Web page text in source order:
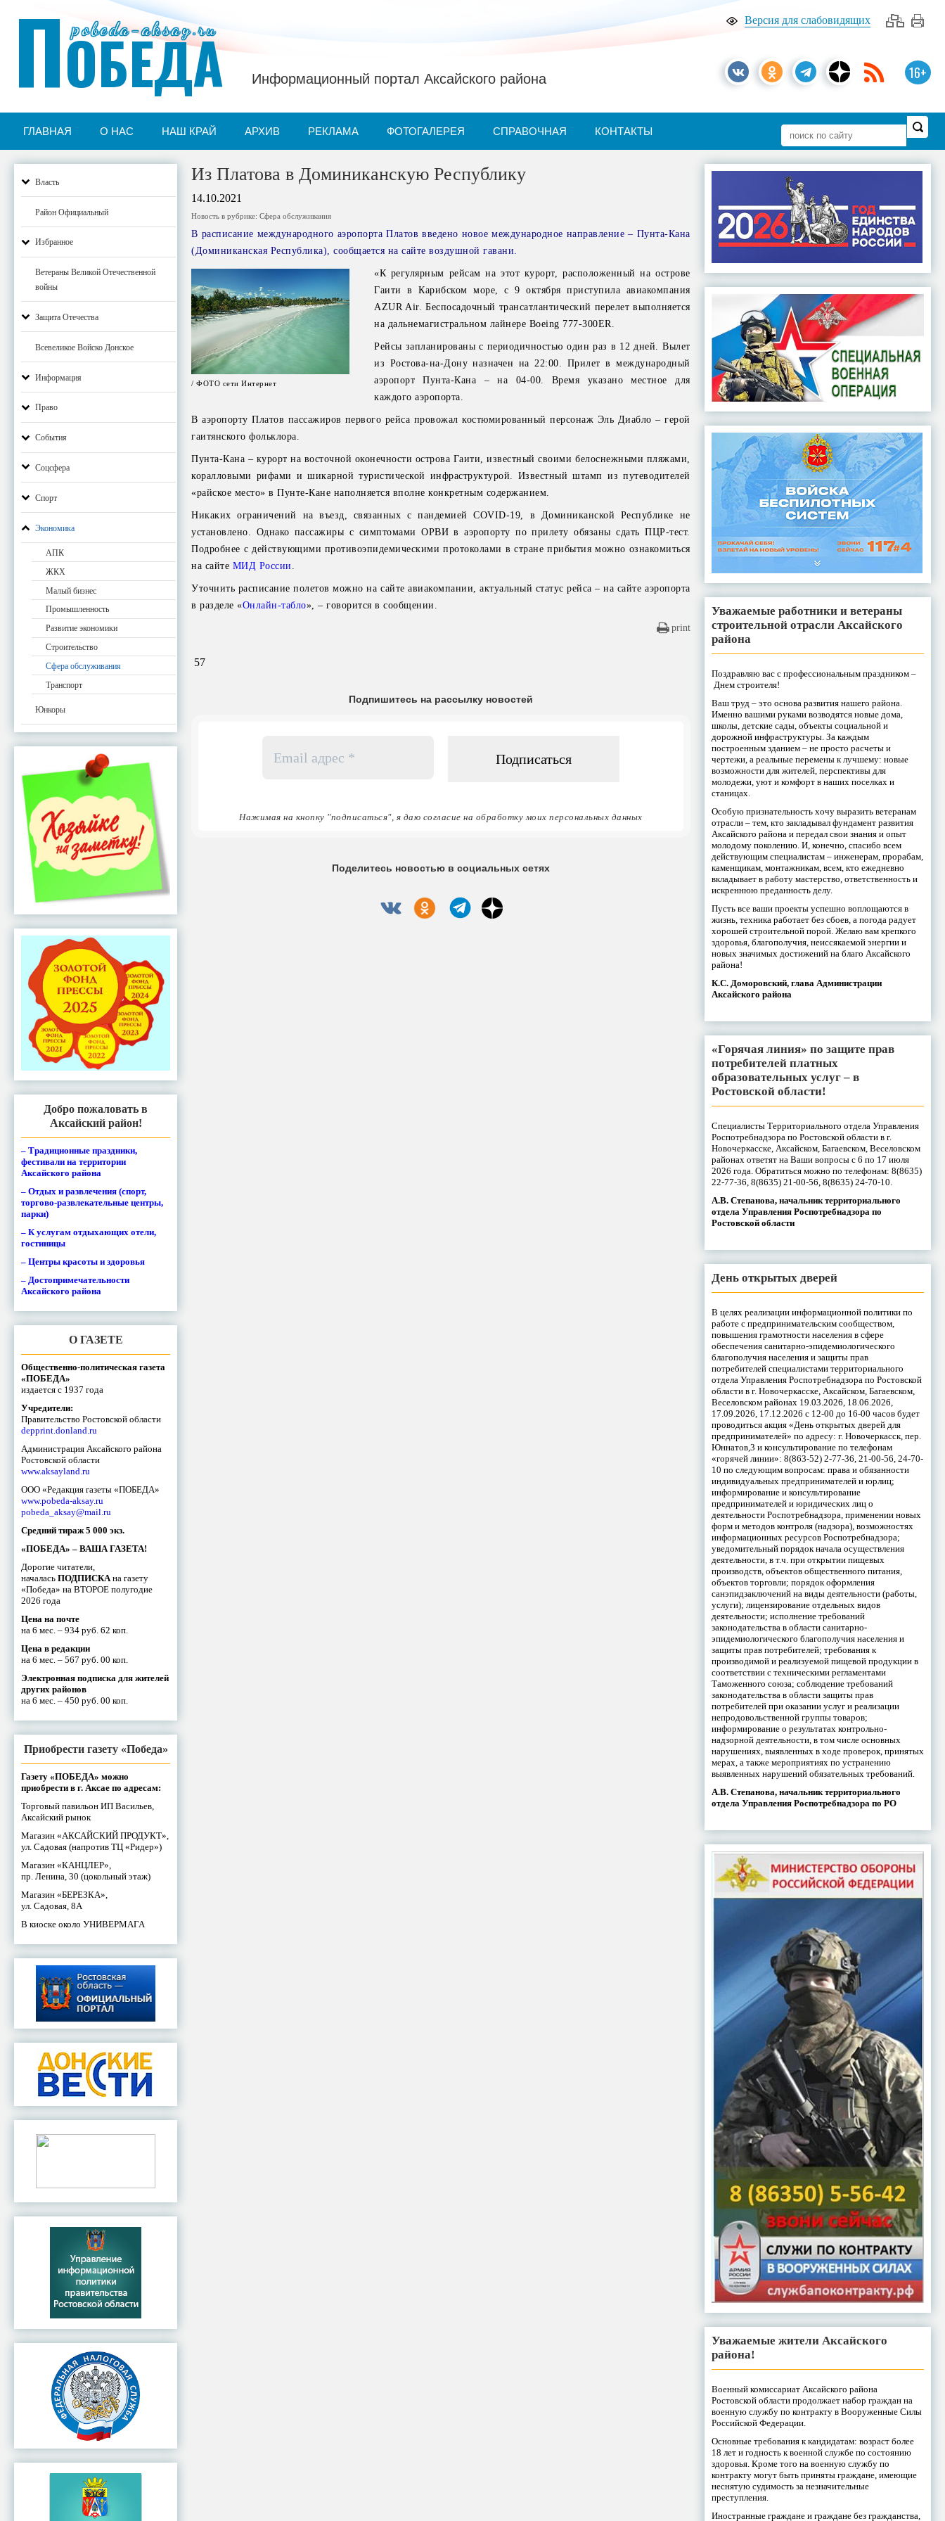
Версия для слабовидящих
16+
pobeda-aksay.ru
ПОБЕДА Информационный портал Аксайского района
ГЛАВНАЯ О НАС НАШ КРАЙ АРХИВ РЕКЛАМА ФОТОГАЛЕРЕЯ СПРАВОЧНАЯ КОНТАКТЫ
Власть
Район Официальный
Избранное
Ветераны Великой Отечественной
войны
Защита Отечества
Всевеликое Войско Донское
Информация
Право
События
Соцсфера
Спорт
Экономика
АПК
ЖКХ
Малый бизнес
Промышленность
Развитие экономики
Строительство
Сфера обслуживания
Транспорт
Юнкоры
Добро пожаловать в
Аксайский район!
– Традиционные праздники,
фестивали на территории
Аксайского района
– Отдых и развлечения (спорт,
торгово-развлекательные центры,
парки)
– К услугам отдыхающих отели,
гостиницы
– Центры красоты и здоровья
– Достопримечательности
Аксайского района
О ГАЗЕТЕ
Общественно-политическая газета
«ПОБЕДА»
издается с 1937 года
Учредители:
Правительство Ростовской области
depprint.donland.ru
Администрация Аксайского района
Ростовской области
www.aksayland.ru
ООО «Редакция газеты «ПОБЕДА»
www.pobeda-aksay.ru
pobeda_aksay@mail.ru
Средний тираж 5 000 экз.
«ПОБЕДА» – ВАША ГАЗЕТА!
Дорогие читатели,
началась ПОДПИСКА на газету
«Победа» на ВТОРОЕ полугодие
2026 года
Цена на почте
на 6 мес. – 934 руб. 62 коп.
Цена в редакции
на 6 мес. – 567 руб. 00 коп.
Электронная подписка для жителей
других районов
на 6 мес. – 450 руб. 00 коп.
Приобрести газету «Победа»
Газету «ПОБЕДА» можно
приобрести в г. Аксае по адресам:
Торговый павильон ИП Васильев,
Аксайский рынок
Магазин «АКСАЙСКИЙ ПРОДУКТ»,
ул. Садовая (напротив ТЦ «Ридер»)
Магазин «КАНЦЛЕР»,
пр. Ленина, 30 (цокольный этаж)
Магазин «БЕРЕЗКА»,
ул. Садовая, 8А
В киоске около УНИВЕРМАГА
Из Платова в Доминиканскую Республику
14.10.2021
Новость в рубрике:Сфера обслуживания
В расписание международного аэропорта Платов введено новое международное направление – Пунта-Кана
(Доминиканская Республика), сообщается на сайте воздушной гавани.
/ ФОТО сети Интернет
«К регулярным рейсам на этот курорт, расположенный на острове
Гаити в Карибском море, с 9 октября приступила авиакомпания
AZUR Air. Беспосадочный трансатлантический перелет выполняется
на дальнемагистральном лайнере Boeing 777-300ER.
Рейсы запланированы с периодичностью один раз в 12 дней. Вылет
из Ростова-на-Дону назначен на 22:00. Прилет в международный
аэропорт Пунта-Кана – на 04-00. Время указано местное для
каждого аэропорта.
В аэропорту Платов пассажиров первого рейса провожал костюмированный персонаж Эль Диабло – герой
гаитянского фольклора.
Пунта-Кана – курорт на восточной оконечности острова Гаити, известный своими белоснежными пляжами,
коралловыми рифами и шикарной туристической инфраструктурой. Известный штамп из путеводителей
«райское место» в Пунте-Кане наполняется вполне конкретным содержанием.
Никаких ограничений на въезд, связанных с пандемией COVID-19, в Доминиканской Республике не
установлено. Однако пассажиры с симптомами ОРВИ в аэропорту по прилету обязаны сдать ПЦР-тест.
Подробнее с действующими противоэпидемическими протоколами в стране прибытия можно ознакомиться
на сайте МИД России .
Уточнить расписание полетов можно на сайте авиакомпании, актуальный статус рейса – на сайте аэропорта
в разделе «Онлайн-табло», – говорится в сообщении.
print
57
Подпишитесь на рассылку новостей
адрес
Нажимая на кнопку "подписаться", я даю согласие на обработку моих персональных данных
Поделитесь новостью в социальных сетях
Уважаемые работники и ветераны
строительной отрасли Аксайского
района
Поздравляю вас с профессиональным праздником –
Днем строителя!
Ваш труд – это основа развития нашего района.
Именно вашими руками возводятся новые дома,
школы, детские сады, объекты социальной и
дорожной инфраструктуры. За каждым
построенным зданием – не просто расчеты и
чертежи, а реальные перемены к лучшему: новые
возможности для жителей, перспективы для
молодежи, уют и комфорт в наших поселках и
станицах.
Особую признательность хочу выразить ветеранам
отрасли – тем, кто закладывал фундамент развития
Аксайского района и передал свои знания и опыт
молодому поколению. И, конечно, спасибо всем
действующим специалистам – инженерам, прорабам,
каменщикам, монтажникам, всем, кто ежедневно
вкладывает в работу мастерство, ответственность и
искреннюю преданность делу.
Пусть все ваши проекты успешно воплощаются в
жизнь, техника работает без сбоев, а погода радует
хорошей строительной порой. Желаю вам крепкого
здоровья, благополучия, неиссякаемой энергии и
новых значимых достижений на благо Аксайского
района!
К.С. Доморовский, глава Администрации
Аксайского района
«Горячая линия» по защите прав
потребителей платных
образовательных услуг – в
Ростовской области!
Специалисты Территориального отдела Управления
Роспотребнадзора по Ростовской области в г.
Новочеркасске, Аксайском, Багаевском, Веселовском
районах ответят на Ваши вопросы с 6 по 17 июля
2026 года. Обратиться можно по телефонам: 8(8635)
22-77-36, 8(8635) 21-00-56, 8(8635) 24-70-10.
А.В. Степанова, начальник территориального
отдела Управления Роспотребнадзора по
Ростовской области
День открытых дверей
В целях реализации информационной политики по
работе с предпринимательским сообществом,
повышения грамотности населения в сфере
обеспечения санитарно-эпидемиологического
благополучия населения и защиты прав
потребителей специалистами территориального
отдела Управления Роспотребнадзора по Ростовской
области в г. Новочеркасске, Аксайском, Багаевском,
Веселовском районах 19.03.2026, 18.06.2026,
17.09.2026, 17.12.2026 с 12-00 до 16-00 часов будет
проводиться акция «День открытых дверей для
предпринимателей» по адресу: г. Новочеркасск, пер.
Юннатов,3 и консультирование по телефонам
«горячей линии»: 8(863-52) 2-77-36, 21-00-56, 24-70-
10 по следующим вопросам: права и обязанности
индивидуальных предпринимателей и юрлиц;
информирование и консультирование
предпринимателей и юридических лиц о
деятельности Роспотребнадзора, применении новых
форм и методов контроля (надзора), возможностях
информационных ресурсов Роспотребнадзора;
уведомительный порядок начала осуществления
деятельности, в т.ч. при открытии пищевых
производств, объектов общественного питания,
объектов торговли; порядок оформления
санэпидзаключений на виды деятельности (работы,
услуги); лицензирование отдельных видов
деятельности; исполнение требований
законодательства в области санитарно-
эпидемиологического благополучия населения и
защиты прав потребителей; требования к
производимой и реализуемой пищевой продукции в
соответствии с техническими регламентами
Таможенного союза; соблюдение требований
законодательства в области защиты прав
потребителей при оказании услуг и реализации
непродовольственной группы товаров;
информирование о результатах контрольно-
надзорной деятельности, в том числе основных
нарушениях, выявленных в ходе проверок, принятых
мерах, а также мероприятиях по устранению
выявленных нарушений обязательных требований.
А.В. Степанова, начальник территориального
отдела Управления Роспотребнадзора по РО
Уважаемые жители Аксайского
района!
Военный комиссариат Аксайского района
Ростовской области продолжает набор граждан на
военную службу по контракту в Вооруженные Силы
Российской Федерации.
Основные требования к кандидатам: возраст более
18 лет и годность к военной службе по состоянию
здоровья. Кроме того на военную службу по
контракту могут быть приняты граждане, имеющие
неснятую судимость за незначительные
преступления.
Иностранные граждане и граждане без гражданства,